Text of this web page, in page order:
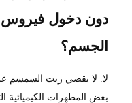
دون دخول فيروس
الجسم؟
لا. لا يقضي زيت السمسم